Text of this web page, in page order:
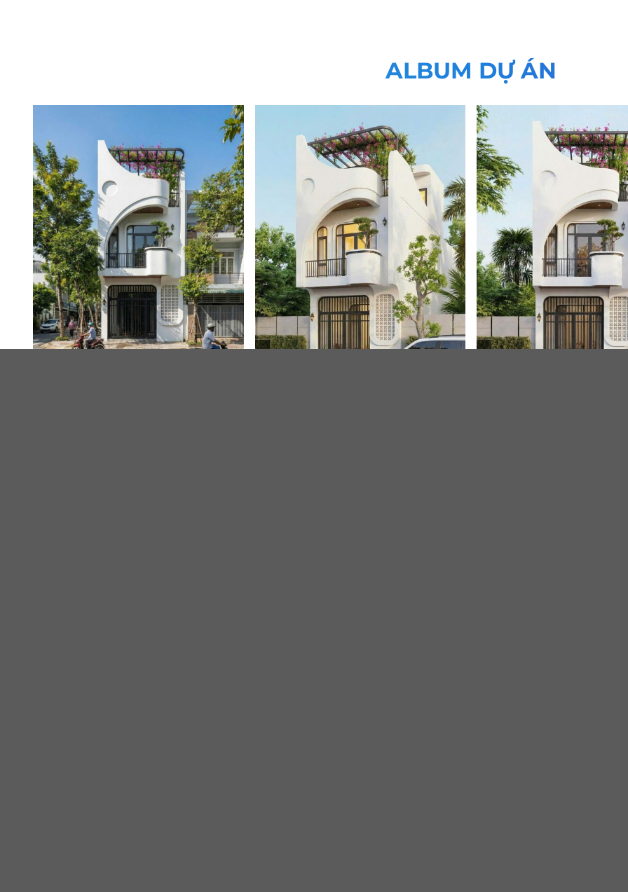
ALBUM DỰ ÁN